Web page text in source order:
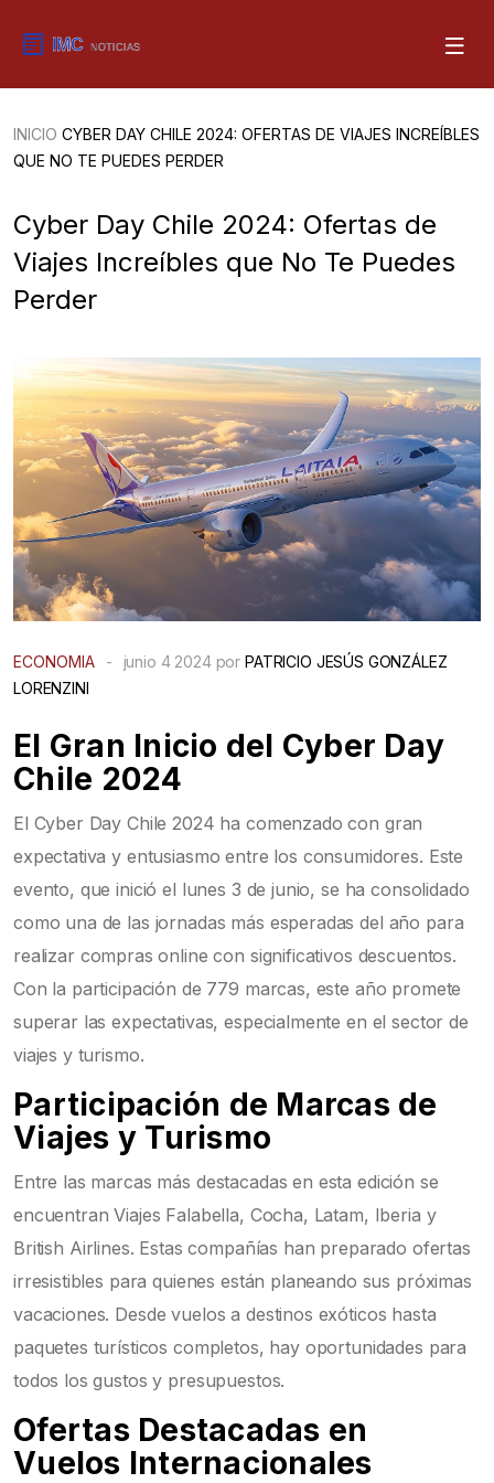
INICIO CYBER DAY CHILE 2024: OFERTAS DE VIAJES INCREÍBLES
QUE NO TE PUEDES PERDER
Cyber Day Chile 2024: Ofertas de
Viajes Increíbles que No Te Puedes
Perder
ECONOMIA - junio 4 2024 porPATRICIO JESÚS GONZÁLEZ
LORENZINI
El Gran Inicio del Cyber Day
Chile 2024
El Cyber Day Chile 2024 ha comenzado con gran
expectativa y entusiasmo entre los consumidores. Este
evento, que inició el lunes 3 de junio, se ha consolidado
como una de las jornadas más esperadas del año para
realizar compras online con significativos descuentos.
Con la participación de 779 marcas, este año promete
superar las expectativas, especialmente en el sector de
viajes y turismo.
Participación de Marcas de
Viajes y Turismo
Entre las marcas más destacadas en esta edición se
encuentran Viajes Falabella, Cocha, Latam, Iberia y
British Airlines. Estas compañías han preparado ofertas
irresistibles para quienes están planeando sus próximas
vacaciones. Desde vuelos a destinos exóticos hasta
paquetes turísticos completos, hay oportunidades para
todos los gustos y presupuestos.
Ofertas Destacadas en
Vuelos Internacionales